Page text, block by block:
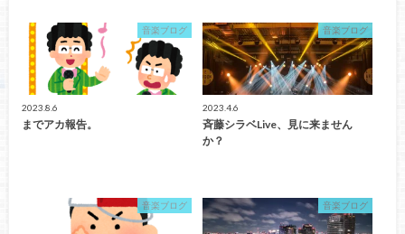
音楽ブログ
2023.8.6
までアカ報告。
音楽ブログ
2023.4.6
斉藤シラベLive、見に来ません
か？
音楽ブログ 音楽ブログ